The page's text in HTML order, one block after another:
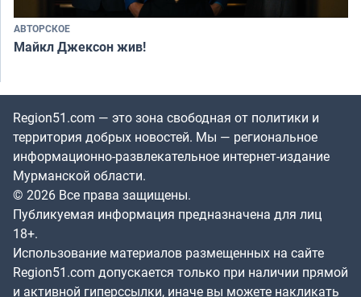
АВТОРСКОЕ
Майкл Джексон жив!
Region51.com — это зона свободная от политики и
территория добрых новостей. Мы — региональное
информационно-развлекательное интернет-издание
Мурманской области.
© 2026 Все права защищены.
Публикуемая информация предназначена для лиц
18+.
Использование материалов размещенных на сайте
Region51.com допускается только при наличии прямой
и активной гиперссылки, иначе вы можете накликать